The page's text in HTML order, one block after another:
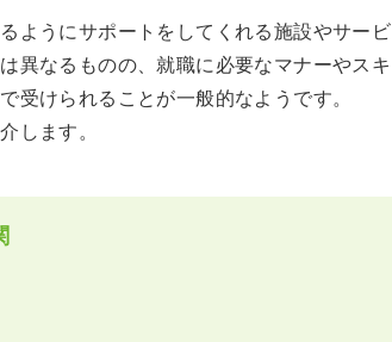
ようにサポートをしてくれる施設やサービ
異なるものの、就職に必要なマナーやスキ
受けられることが一般的なようです。
します。